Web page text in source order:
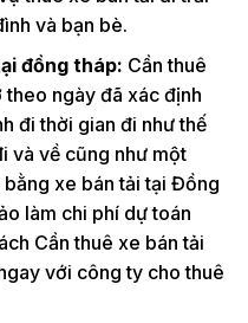
và bạn bè.
đồng tháp: Cần thuê
ngày đã xác định
đi thời gian đi như thế
và về cũng như một
xe bán tải tại Đồng
làm chi phí dự toán
Cần thuê xe bán tải
với công ty cho thuê